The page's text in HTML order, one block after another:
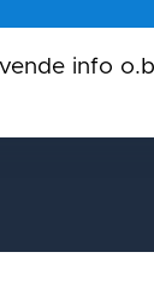
info